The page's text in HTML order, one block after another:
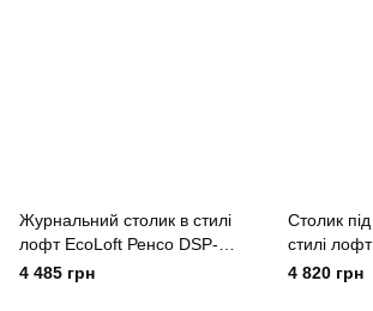
Журнальний столик в стилі
лофт EcoLoft Ренсо DSP-
1435
4 485 грн
Столик
стилі
DSP-1228
4 820 грн